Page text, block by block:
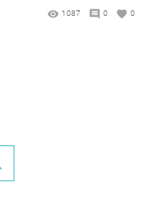
1087 0 0